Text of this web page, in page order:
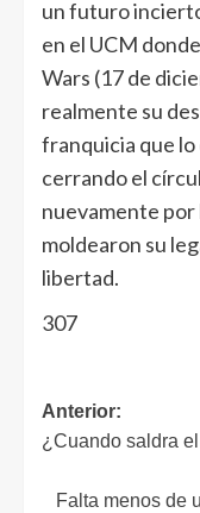
un futuro
en el UCM
Wars (17 de
realmente su
franquicia que
cerrando el
nuevamente por
moldearon su
libertad.
307
Anterior:
¿Cuando saldra
Falta menos de